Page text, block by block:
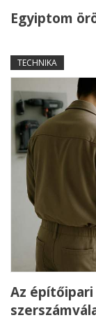
Egyiptom
TECHNIKA
Az